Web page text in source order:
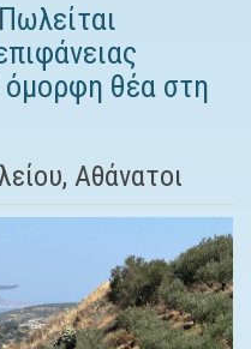
θέα στη
Αθάνατοι